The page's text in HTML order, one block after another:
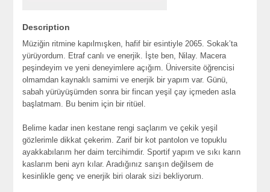
Description
Müziğin ritmine kapılmışken, hafif bir esintiyle 2065. Sokak’ta
yürüyordum. Etraf canlı ve enerjik. İşte ben, Nilay. Macera
peşindeyim ve yeni deneyimlere açığım. Üniversite öğrencisi
olmamdan kaynaklı samimi ve enerjik bir yapım var. Günü,
sabah yürüyüşümden sonra bir fincan yeşil çay içmeden asla
başlatmam. Bu benim için bir ritüel.
Belime kadar inen kestane rengi saçlarım ve çekik yeşil
gözlerimle dikkat çekerim. Zarif bir kot pantolon ve topuklu
ayakkabılarım her daim tercihimdir. Sportif yapım ve sıkı karın
kaslarım beni ayrı kılar. Aradığınız sarışın değilsem de
kesinlikle genç ve enerjik biri olarak sizi bekliyorum.